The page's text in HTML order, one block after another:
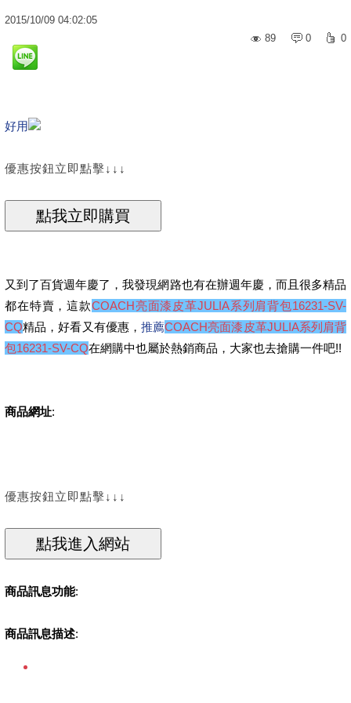
2015/10/09 04:02:05
89
0 0
好用
優惠按鈕立即點擊↓↓↓
又到了百貨週年慶了，我發現網路也有在辦週年慶，而且很多精品
都在特賣，這款COACH亮面漆皮革JULIA系列肩背包16231-SV-
CQ精品，好看又有優惠， 推薦COACH亮面漆皮革JULIA系列肩背
包16231-SV-CQ在網購中也屬於熱銷商品，大家也去搶購一件吧!!
商品網址:
優惠按鈕立即點擊↓↓↓
商品訊息功能:
商品訊息描述: